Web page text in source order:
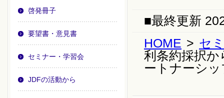
啓発冊子
要望書・意見書
セミナー・学習会
JDFの活動から
■最終更新
HOME > セ
利条約採択
ートナーシ